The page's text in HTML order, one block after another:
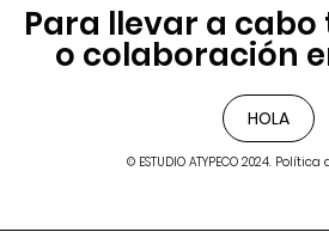
Para llevar a
o colaboración
HOLA
© ESTUDIO ATYPECO 2024.